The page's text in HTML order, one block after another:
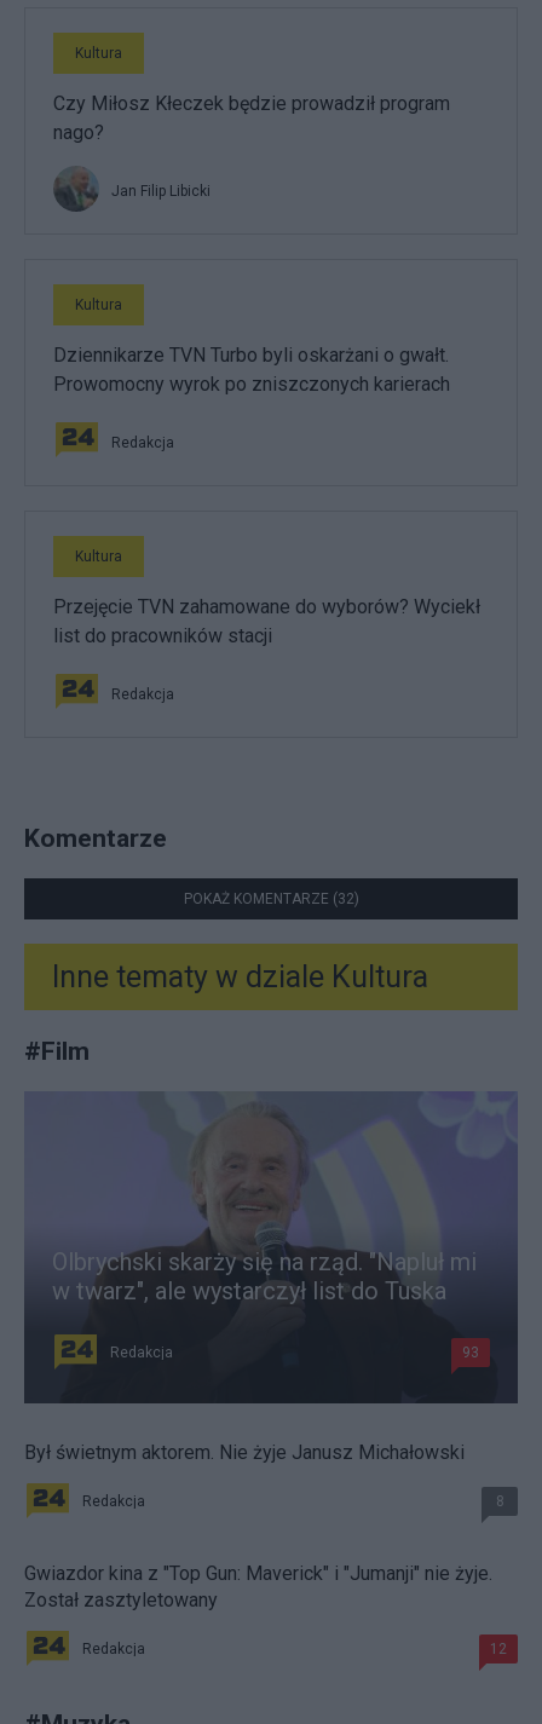
Kultura
Czy Miłosz Kłeczek będzie prowadził program
nago?
Jan Filip Libicki
Kultura
Dziennikarze TVN Turbo byli oskarżani o gwałt.
Prowomocny wyrok po zniszczonych karierach
Redakcja
Kultura
Przejęcie TVN zahamowane do wyborów? Wyciekł
list do pracowników stacji
Redakcja
Komentarze
POKAŻ KOMENTARZE (32)
Inne tematy w dziale Kultura
#Film
Olbrychski skarży się na rząd. "Napluł mi
w twarz", ale wystarczył list do Tuska
Redakcja 93
Był świetnym aktorem. Nie żyje Janusz Michałowski
Redakcja 8
Gwiazdor kina z "Top Gun: Maverick" i "Jumanji" nie żyje.
Został zasztyletowany
Redakcja 12